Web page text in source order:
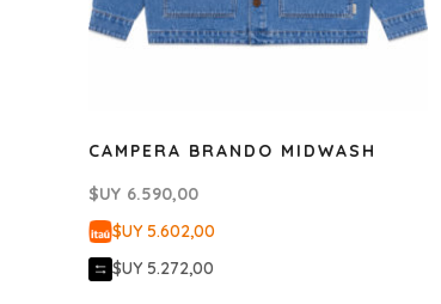
CAMPERA BRANDO MIDWASH
$UY 6.590,00
$UY 5.602,00
$UY 5.272,00